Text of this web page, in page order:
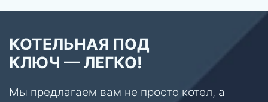
КОТЕЛЬНАЯ ПОД
КЛЮЧ — ЛЕГКО!
Мы предлагаем вам не просто котел, а